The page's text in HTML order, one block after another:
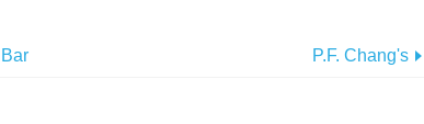
P.F. Chang's